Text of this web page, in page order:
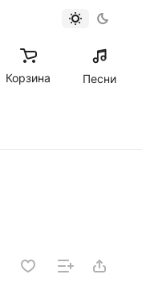
Корзина Песни